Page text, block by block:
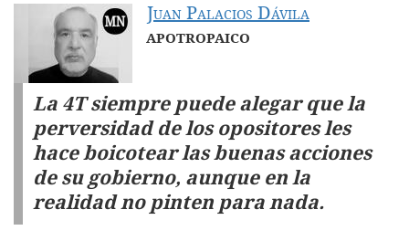
Juan Palacios Dávila
APOTROPAICO
La 4T siempre puede alegar que la
perversidad de los opositores les
hace boicotear las buenas acciones
de su gobierno, aunque en la
realidad no pinten para nada.